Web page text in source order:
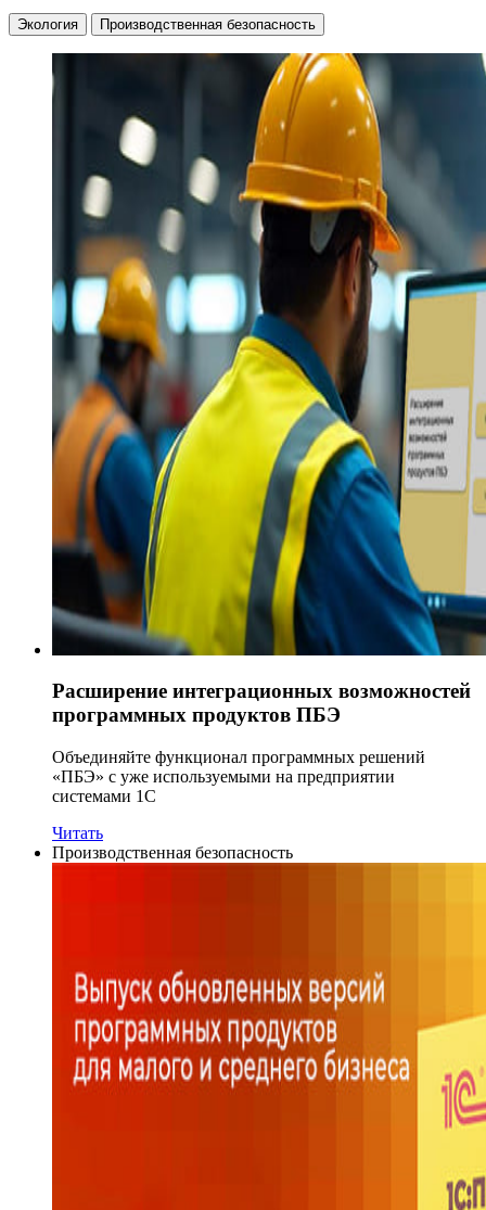
Экология Производственная безопасность
Расширение интеграционных возможностей
программных продуктов ПБЭ
Объединяйте функционал программных решений
«ПБЭ» с уже используемыми на предприятии
системами 1С
Читать
Производственная безопасность